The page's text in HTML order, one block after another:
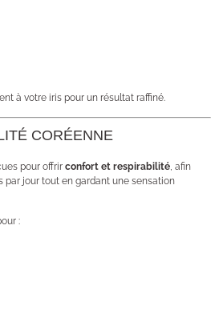
à votre iris pour un résultat raffiné.
CORÉENNE
pour offrir confort et respirabilité , afin
par jour tout en gardant une sensation
: